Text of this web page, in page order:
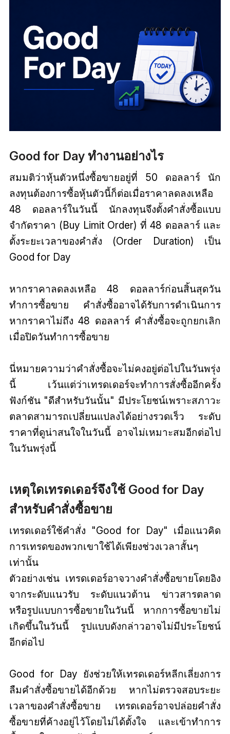
Good for Day ทำงานอย่างไร
สมมติว่าหุ้นตัวหนึ่งซื้อขายอยู่ที่ 50 ดอลลาร์ นัก
ลงทุนต้องการซื้อหุ้นตัวนี้ก็ต่อเมื่อราคาลดลงเหลือ
48 ดอลลาร์ในวันนี้ นักลงทุนจึงตั้งคำสั่งซื้อแบบ
จำกัดราคา (Buy Limit Order) ที่ 48 ดอลลาร์ และ
ตั้งระยะเวลาของคำสั่ง (Order Duration) เป็น
Good for Day
หากราคาลดลงเหลือ 48 ดอลลาร์ก่อนสิ้นสุดวัน
ทำการซื้อขาย คำสั่งซื้ออาจได้รับการดำเนินการ
หากราคาไม่ถึง 48 ดอลลาร์ คำสั่งซื้อจะถูกยกเลิก
เมื่อปิดวันทำการซื้อขาย
นี่หมายความว่าคำสั่งซื้อจะไม่คงอยู่ต่อไปในวันพรุ่ง
นี้ เว้นแต่ว่าเทรดเดอร์จะทำการสั่งซื้ออีกครั้ง
ฟังก์ชัน "ดีสำหรับวันนั้น" มีประโยชน์เพราะสภาวะ
ตลาดสามารถเปลี่ยนแปลงได้อย่างรวดเร็ว ระดับ
ราคาที่ดูน่าสนใจในวันนี้ อาจไม่เหมาะสมอีกต่อไป
ในวันพรุ่งนี้
เหตุใดเทรดเดอร์จึงใช้ Good for Day
สำหรับคำสั่งซื้อขาย
เทรดเดอร์ใช้คำสั่ง "Good for Day" เมื่อแนวคิด
การเทรดของพวกเขาใช้ได้เพียงช่วงเวลาสั้นๆ
เท่านั้น
ตัวอย่างเช่น เทรดเดอร์อาจวางคำสั่งซื้อขายโดยอิง
จากระดับแนวรับ ระดับแนวต้าน ข่าวสารตลาด
หรือรูปแบบการซื้อขายในวันนี้ หากการซื้อขายไม่
เกิดขึ้นในวันนี้ รูปแบบดังกล่าวอาจไม่มีประโยชน์
อีกต่อไป
Good for Day ยังช่วยให้เทรดเดอร์หลีกเลี่ยงการ
ลืมคำสั่งซื้อขายได้อีกด้วย หากไม่ตรวจสอบระยะ
เวลาของคำสั่งซื้อขาย เทรดเดอร์อาจปล่อยคำสั่ง
ซื้อขายที่ค้างอยู่ไว้โดยไม่ได้ตั้งใจ และเข้าทำการ